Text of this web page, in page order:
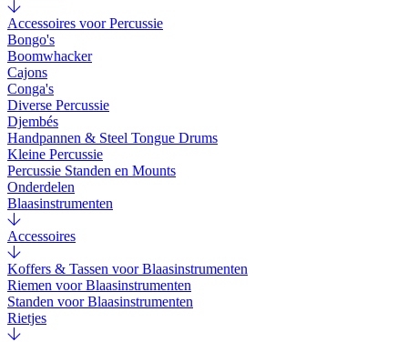
Accessoires voor Percussie
Bongo's
Boomwhacker
Cajons
Conga's
Diverse Percussie
Djembés
Handpannen & Steel Tongue Drums
Kleine Percussie
Percussie Standen en Mounts
Onderdelen
Blaasinstrumenten
Accessoires
Koffers & Tassen voor Blaasinstrumenten
Riemen voor Blaasinstrumenten
Standen voor Blaasinstrumenten
Rietjes